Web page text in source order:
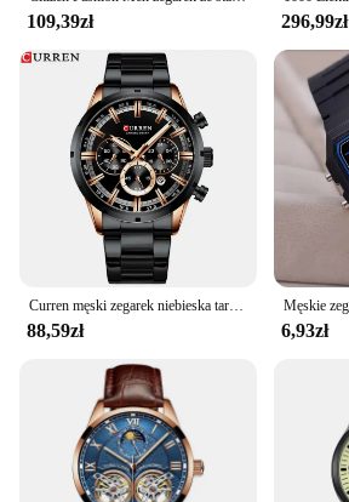
109,39zł 296,99zł
88,59zł 6,93zł